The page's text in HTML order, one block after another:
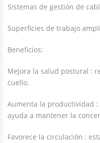
Sistemas de gestión de
Superficies de trabajo
Beneficios:
Mejora la salud postural :
cuello.
Aumenta la productividad
ayuda a mantener la
Favorece la circulación :